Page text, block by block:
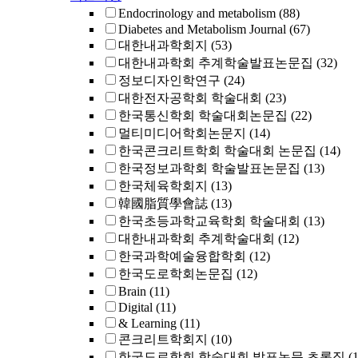
Endocrinology and metabolism (88)
Diabetes and Metabolism Journal (67)
대한내과학회지 (53)
대한내과학회 추계학술발표논문집 (32)
정보디자인학연구 (24)
대한전자공학회 학술대회 (23)
한국통신학회 학술대회논문집 (22)
멀티미디어학회논문지 (14)
한국콘크리트학회 학술대회 논문집 (14)
한국정보과학회 학술발표논문집 (13)
한국체육학회지 (13)
韓國脂質學會誌 (13)
한국초등과학교육학회 학술대회 (13)
대한내과학회 추계학술대회 (12)
한국과학예술융합학회 (12)
한국도로학회논문집 (12)
Brain (11)
Digital (11)
& Learning (11)
콘크리트학회지 (10)